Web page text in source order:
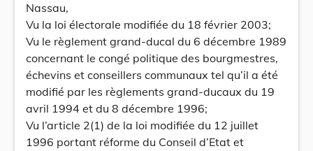
Nassau,
Vu la loi électorale modifiée du 18 février 2003;
Vu le règlement grand-ducal du 6 décembre 1989
concernant le congé politique des bourgmestres,
échevins et conseillers communaux tel qu’il a été
modifié par les règlements grand-ducaux du 19
avril 1994 et du 8 décembre 1996;
Vu l’article 2(1) de la loi modifiée du 12 juillet
1996 portant réforme du Conseil d’Etat et